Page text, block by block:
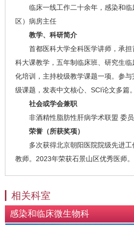
临床一线工作二十余年，感染和临
区）病房主任
教学、科研简介
首都医科大学全科医学讲师，承担
科大课教学，五年制临床班、研究生
化培训，主持校级教学课题一项。参
级课题，发表中文核心、SCI论文多篇
社会或学会兼职
非酒精性脂肪性肝病学术联盟 委员
荣誉（所获奖项）
多次获得北京朝阳医院院级先进工
教师。2023年荣获石景山区优秀医师。
相关科室
感染和临床微生物科